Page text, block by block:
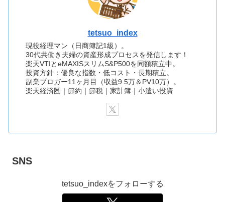
tetsuo_index
現役経理マン（日商簿記1級）。
30代共働き夫婦の資産形成プロセスを発信します！
楽天VTIとeMAXISスリムS&P500を同額積立中。
投資方針：優良な指数・低コスト・長期積立。
副業ブロガー11ヶ月目（収益9.5万＆PV10万）。
楽天経済圏｜節約｜節税｜家計簿｜小遣い投資
SNS
tetsuo_indexをフォローする